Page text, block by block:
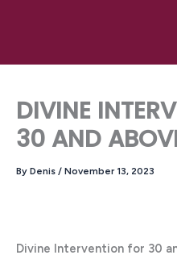
DIVINE
30 AND
By Denis / November 13, 2023
Divine Intervention for 30